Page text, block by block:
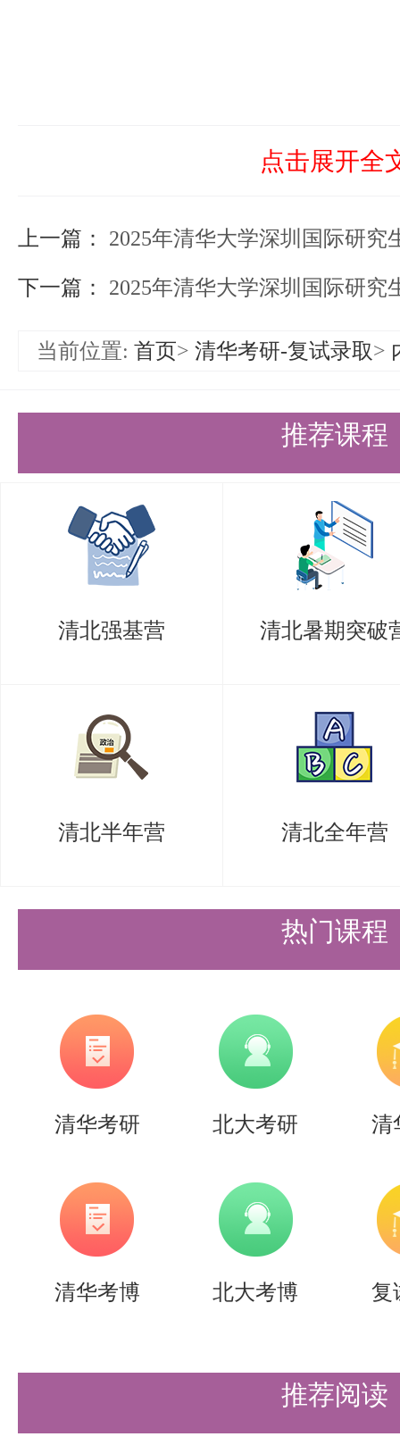
点击展开全
上一篇： 2025年清华大学深圳国际研究生院全国硕士研究生招生考
下一篇： 2025年清华大学深圳国际研究生院全国硕士研究生招生考
当前位置: 首页> 清华考研-复试录取>
推荐课程
清北强基营 清北暑期突破
清北半年营 清北全年营
热门课程
清华考研 北大考研 清
清华考博 北大考博 复
推荐阅读